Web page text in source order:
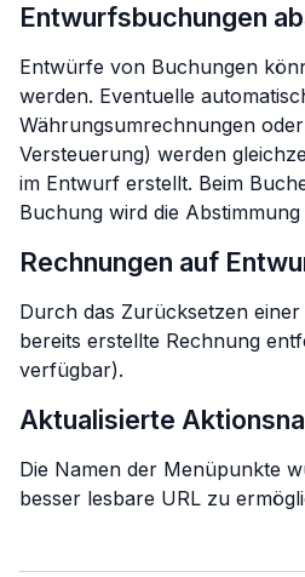
Entwurfsbuchungen
Entwürfe von Buchungen
werden. Eventuelle
Währungsumrechnungen
Versteuerung) werden
im Entwurf erstellt. Beim
Buchung wird die
Rechnungen auf
Durch das Zurücksetzen
bereits erstellte Rechnung
verfügbar).
Aktualisierte
Die Namen der Menüpunkte
besser lesbare URL zu